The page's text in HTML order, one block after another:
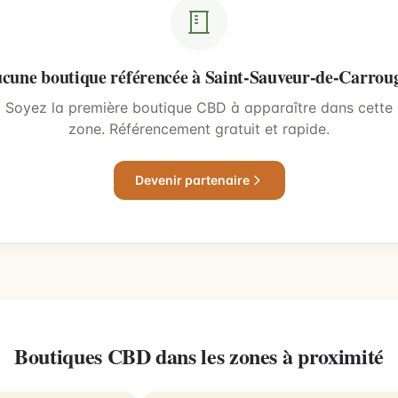
boutique référencée à Saint-Sauveur-de-
Soyez la première boutique CBD à apparaître dans cette
zone. Référencement gratuit et rapide.
Devenir partenaire
Boutiques CBD dans les zones à proximité